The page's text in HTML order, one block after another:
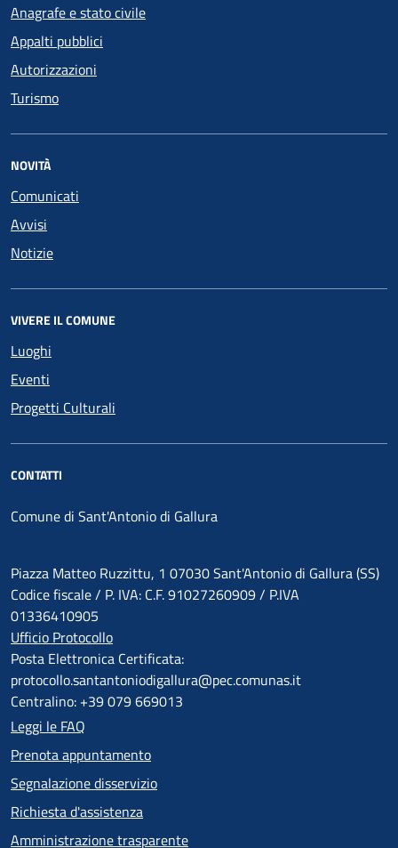
Anagrafe e stato civile
Appalti pubblici
Autorizzazioni
Turismo
NOVITÀ
Comunicati
Avvisi
Notizie
VIVERE IL COMUNE
Luoghi
Eventi
Progetti Culturali
CONTATTI
Comune di Sant'Antonio di Gallura
Piazza Matteo Ruzzittu, 1 07030 Sant'Antonio di Gallura (SS)
Codice fiscale / P. IVA: C.F. 91027260909 / P.IVA
01336410905
Ufficio Protocollo
Posta Elettronica Certificata:
protocollo.santantoniodigallura@pec.comunas.it
Centralino: +39 079 669013
Leggi le FAQ
Prenota appuntamento
Segnalazione disservizio
Richiesta d'assistenza
Amministrazione trasparente